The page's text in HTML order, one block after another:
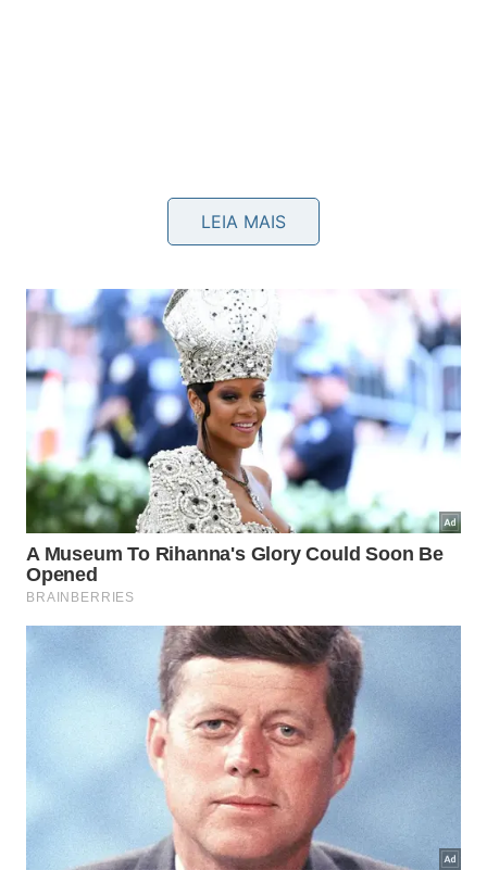
Vista da praia de Lopes Mendes, em Ilha Grande, uma das
O acesso é feito por trilha, o que torna a visita ainda
mais especial. É o lugar ideal para quem curte
caminhadas, surf ou simplesmente quer relaxar em
um cenário selvagem e bem preservado.
Praia do Dentista, para quem busca
badalação
Já a Praia do Dentista, localizada na Ilha da Gipoia,
LEIA MAIS